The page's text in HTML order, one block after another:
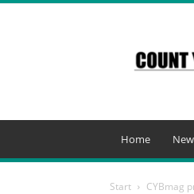
Home
Start CYBmag